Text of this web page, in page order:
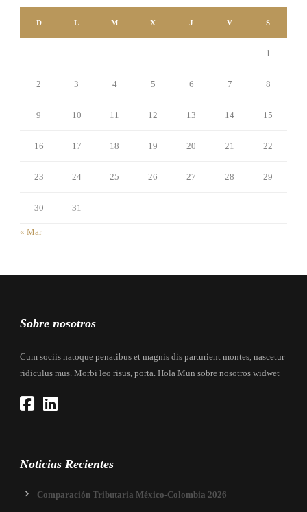
D L M X J V S
1
2 3 4 5 6 7 8
9 10 11 12 13 14 15
16 17 18 19 20 21 22
23 24 25 26 27 28 29
30 31
« Mar
Sobre nosotros
Cum sociis natoque penatibus et magnis dis parturient montes, nascetur
ridiculus mus. Morbi leo risus, porta. Hola Mun sobre nosotros widwet
Noticias Recientes
Comparación Tributaria México-Colombia 2026